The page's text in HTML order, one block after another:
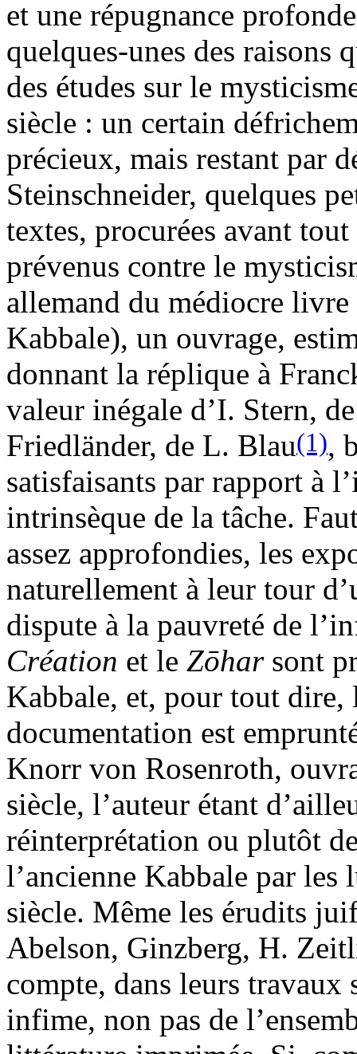
et une répugnance
quelques-unes des raisons
des études sur le
siècle : un certain
précieux, mais restant par
Steinschneider, quelques
textes, procurées avant
prévenus contre le
allemand du médiocre
Kabbale), un ouvrage,
donnant la réplique à
valeur inégale d’I. Stern,
Friedländer, de L. Blau(1),
satisfaisants par rapport à
intrinsèque de la tâche.
assez approfondies, les
naturellement à leur tour
dispute à la pauvreté de
Création et le Zōharsont
Kabbale, et, pour tout dire,
documentation est
Knorr von Rosenroth,
siècle, l’auteur étant
réinterprétation ou plutôt
l’ancienne Kabbale par
siècle. Même les érudits
Abelson, Ginzberg, H.
compte, dans leurs travaux
infime, non pas de